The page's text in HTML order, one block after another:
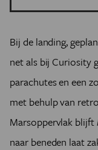
De
helikopter,
generator
lange
instrumenten
Mastcam-Z is
met een
stereofoto’s
SuperCam
Bij de landing,
net als bij Curiosity
parachutes en een
met behulp van
Marsoppervlak blijft
naar beneden laat